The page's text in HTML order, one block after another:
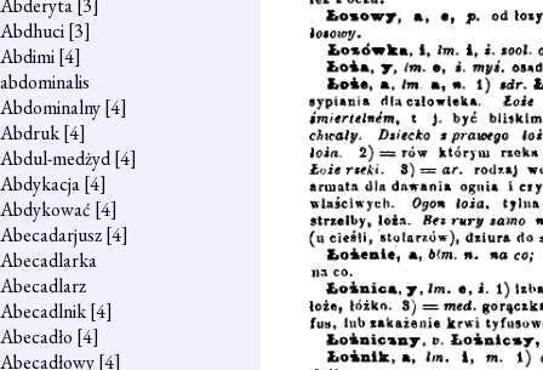
Abderyta[3]
Abdhuci[3]
Abdimi[4]
abdominalis
Abdominalny[4]
Abdruk[4]
Abdul-medżyd[4]
Abdykacja[4]
Abdykować [4]
Abecadarjusz[4]
Abecadlarka
Abecadlarz
Abecadlnik[4]
Abecadło [4]
Abecadłowy[4]